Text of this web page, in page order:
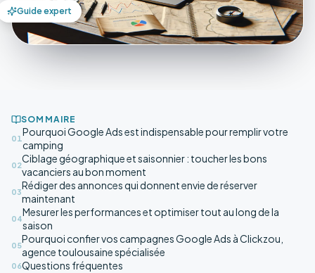
Guide expert
SOMMAIRE
01
Pourquoi Google Ads est indispensable pour remplir votre
camping
02
Ciblage géographique et saisonnier : toucher les bons
vacanciers au bon moment
03
Rédiger des annonces qui donnent envie de réserver
maintenant
04
Mesurer les performances et optimiser tout au long de la
saison
05
Pourquoi confier vos campagnes Google Ads à Clickzou,
agence toulousaine spécialisée
06Questions fréquentes